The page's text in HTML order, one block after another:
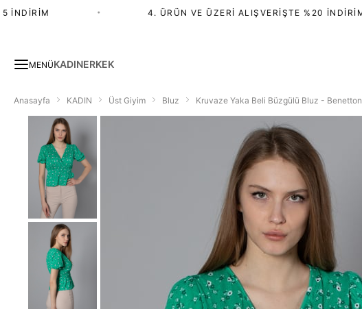
4. ÜRÜN VE ÜZERI ALIŞVERIŞTE %20 İNDIRIM
MENÜKADINERKEK
Anasayfa KADIN Üst Giyim Bluz Kruvaze Yaka Beli Büzgülü Bluz - Benetton